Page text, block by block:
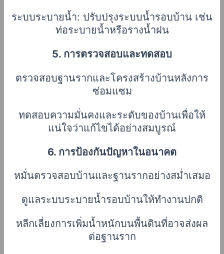
ระบบระบายน้ำ: ปรับปรุงระบบน้ำรอบบ้าน เช่น
ท่อระบายน้ำหรือรางน้ำฝน
5. การตรวจสอบและทดสอบ
ตรวจสอบฐานรากและโครงสร้างบ้านหลังการ
ซ่อมแซม
ทดสอบความมั่นคงและระดับของบ้านเพื่อให้
แน่ใจว่าแก้ไขได้อย่างสมบูรณ์
6. การป้องกันปัญหาในอนาคต
หมั่นตรวจสอบบ้านและฐานรากอย่างสม่ำเสมอ
ดูแลระบบระบายน้ำรอบบ้านให้ทำงานปกติ
หลีกเลี่ยงการเพิ่มน้ำหนักบนพื้นดินที่อาจส่งผล
ต่อฐานราก